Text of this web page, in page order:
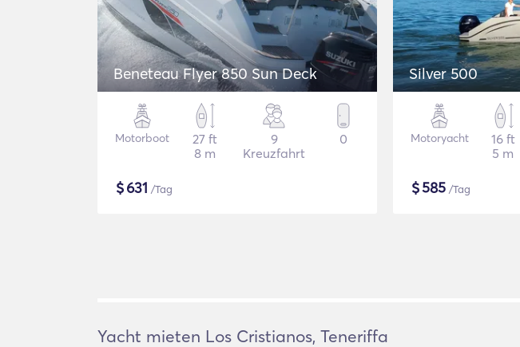
Beneteau Flyer 850 Sun Deck
Motorboot
27 ft
8 m
9
Kreuzfahrt
0
$631 /Tag
Silver 500
Motoryacht
16 ft
5 m
$585 /Tag
Yacht mieten Los Cristianos, Teneriffa